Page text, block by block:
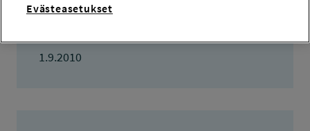
6 000 euroa
TULOKSET VALMISTUNEET
1.9.2010
Evästeasetukset